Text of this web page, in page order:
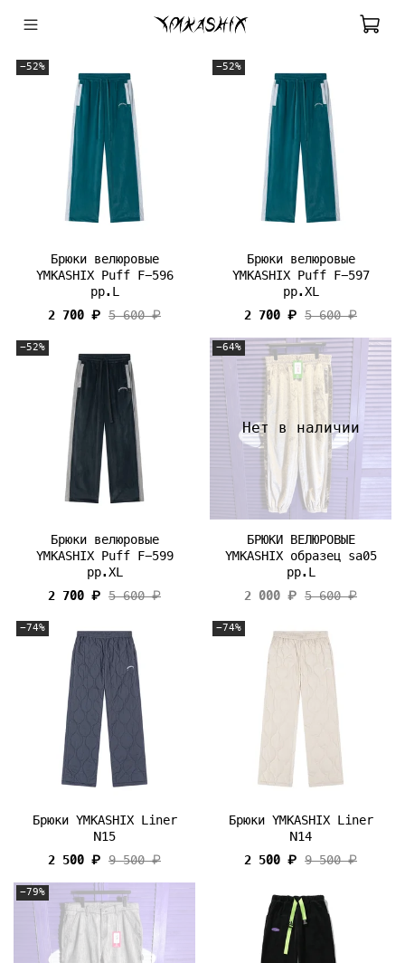
-52%
Брюки велюровые
YMKASHIX Puff F-596
pp.L
2 700 ₽ 5 600 ₽
-52%
Брюки велюровые
YMKASHIX Puff F-597
pp.XL
2 700 ₽ 5 600 ₽
-52%
Брюки велюровые
YMKASHIX Puff F-599
рр.XL
2 700 ₽ 5 600 ₽
Нет в наличии
-64%
БРЮКИ ВЕЛЮРОВЫЕ
YMKASHIX образец sa05
pp.L
2 000 ₽ 5 600 ₽
-74%
Брюки YMKASHIX Liner
N15
2 500 ₽ 9 500 ₽
-74%
Брюки YMKASHIX Liner
N14
2 500 ₽ 9 500 ₽
-79%